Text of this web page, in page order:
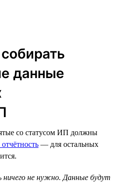
данные
со статусом ИП должны
— для остальных
ничего не нужно. Данные будут